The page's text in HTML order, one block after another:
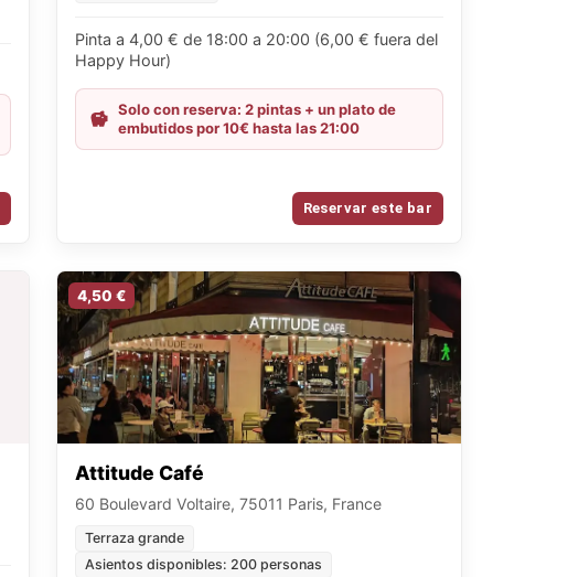
Pinta a 4,00 € de 18:00 a 20:00 (6,00 € fuera del
Happy Hour)
Solo con reserva: 2 pintas + un plato de
embutidos por 10€ hasta las 21:00
Reservar este bar
4,50 €
Attitude Café
60 Boulevard Voltaire, 75011 Paris, France
Terraza grande
Asientos disponibles: 200 personas